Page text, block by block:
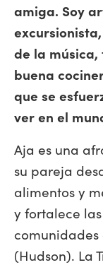
amiga. Soy
de la
buena
que se
ver en el
Aja es una
su pareja
alimentos y
y fortalece
(Hudson). La